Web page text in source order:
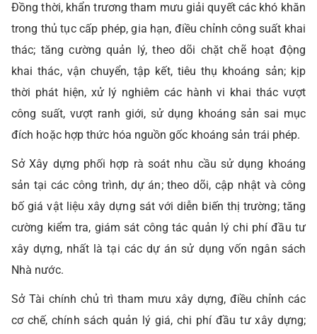
Đồng thời, khẩn trương tham mưu giải quyết các khó khăn
trong thủ tục cấp phép, gia hạn, điều chỉnh công suất khai
thác; tăng cường quản lý, theo dõi chặt chẽ hoạt động
khai thác, vận chuyển, tập kết, tiêu thụ khoáng sản; kịp
thời phát hiện, xử lý nghiêm các hành vi khai thác vượt
công suất, vượt ranh giới, sử dụng khoáng sản sai mục
đích hoặc hợp thức hóa nguồn gốc khoáng sản trái phép.
Sở Xây dựng phối hợp rà soát nhu cầu sử dụng khoáng
sản tại các công trình, dự án; theo dõi, cập nhật và công
bố giá vật liệu xây dựng sát với diễn biến thị trường; tăng
cường kiểm tra, giám sát công tác quản lý chi phí đầu tư
xây dựng, nhất là tại các dự án sử dụng vốn ngân sách
Nhà nước.
Sở Tài chính chủ trì tham mưu xây dựng, điều chỉnh các
cơ chế, chính sách quản lý giá, chi phí đầu tư xây dựng;